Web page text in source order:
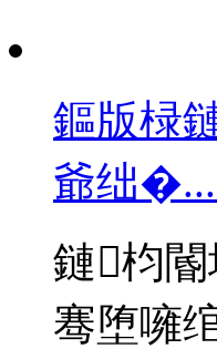
鏂版椂
爺绌�...
鏈枃
骞堕噰